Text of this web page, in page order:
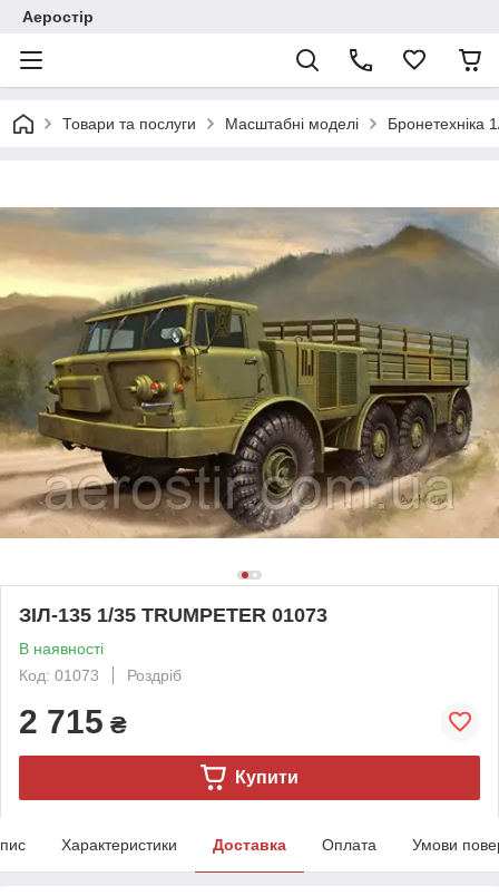
Аеростір
Товари та послуги Масштабні моделі Бронетехніка
ЗІЛ-135 1/35 TRUMPETER 01073
В наявності
Код: 01073
Роздріб
2 715 ₴
Купити
Характеристики Доставка Оплата Умови